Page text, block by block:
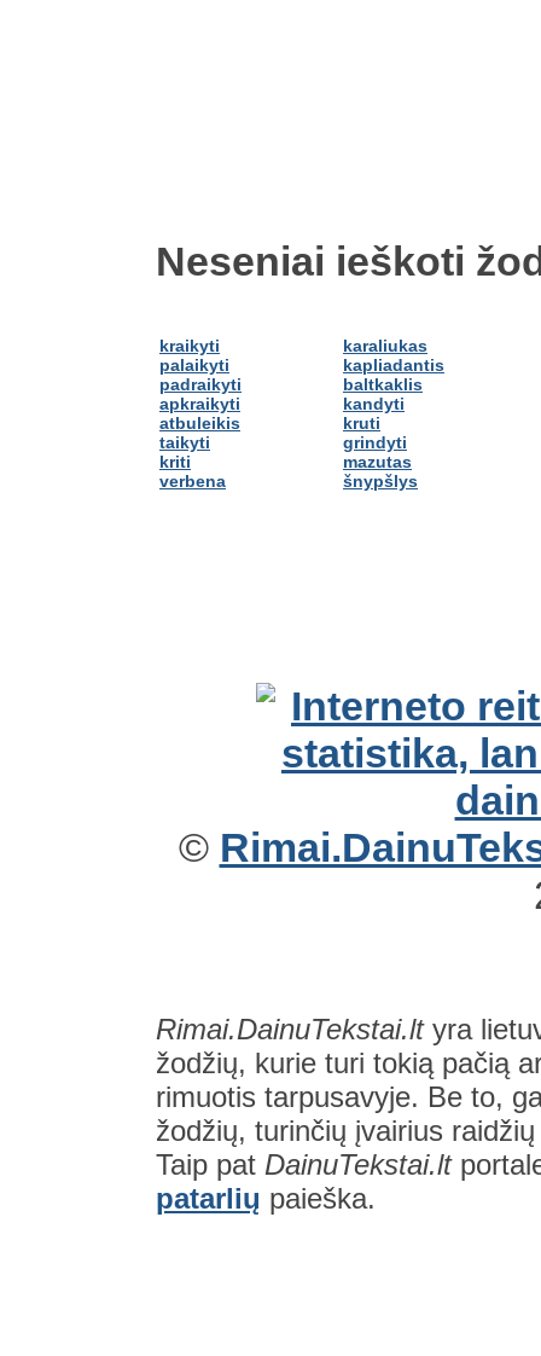
Neseniai ieškoti
kraikyti
palaikyti
padraikyti
apkraikyti
atbuleikis
taikyti
kriti
verbena
karaliukas
kapliadantis
baltkaklis
kandyti
kruti
grindyti
mazutas
šnypšlys
©
Rimai.DainuTekstai.ltyra
žodžių, kurie turi tokią pačią
rimuotis tarpusavyje. Be to,
žodžių, turinčių įvairius
Taip pat DainuTekstai.lt
patarlių paieška.